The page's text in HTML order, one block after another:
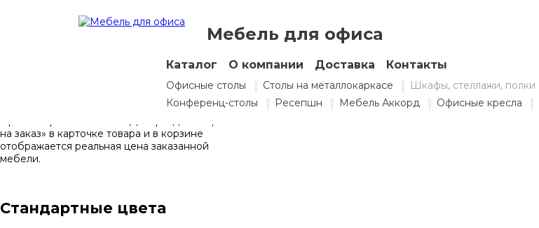
Мебель для офиса
Каталог О компании Доставка Контакты
Офисные столы Столы на металлокаркасе Шкафы, стеллажи, полки
Конференц-столы
Ресепшн Мебель Аккорд Офисные кресла
представленных цветов из ЛДСП коллекций
на заказ» в карточке товара и в корзине
отображается реальная цена заказанной
мебели.
Стандартные цвета